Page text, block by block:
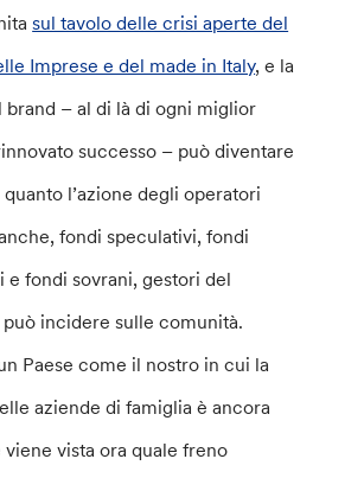
sul tavolo delle crisi aperte del
Imprese e del made in Italy, e la
brand – al di là di ogni miglior
successo – può diventare
l’azione degli operatori
fondi speculativi, fondi
e fondi sovrani, gestori del
incidere sulle comunità.
Paese come il nostro in cui la
aziende di famiglia è ancora
viene vista ora quale freno